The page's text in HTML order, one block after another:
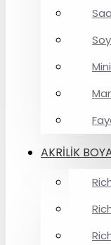
AKRİLİK